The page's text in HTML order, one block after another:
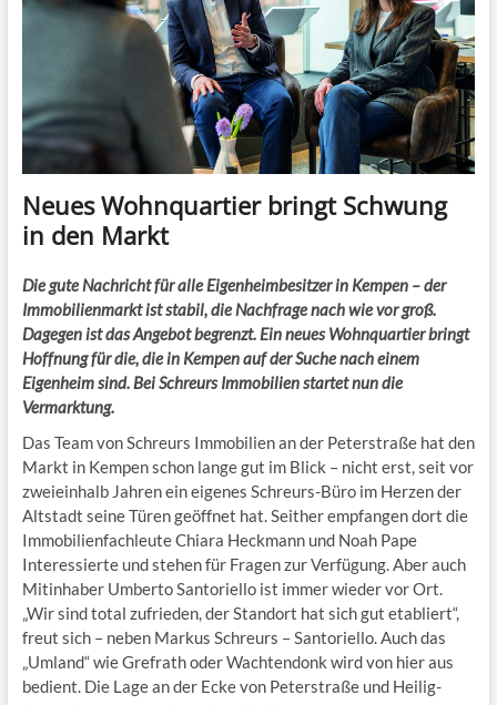
Neues Wohnquartier bringt Schwung
in den Markt
Die gute Nachricht für alle Eigenheimbesitzer in Kempen – der
Immobilienmarkt ist stabil, die Nachfrage nach wie vor groß.
Dagegen ist das Angebot begrenzt. Ein neues Wohnquartier bringt
Hoffnung für die, die in Kempen auf der Suche nach einem
Eigenheim sind. Bei Schreurs Immobilien startet nun die
Vermarktung.
Das Team von Schreurs Immobilien an der Peterstraße hat den
Markt in Kempen schon lange gut im Blick – nicht erst, seit vor
zweieinhalb Jahren ein eigenes Schreurs-Büro im Herzen der
Altstadt seine Türen geöffnet hat. Seither empfangen dort die
Immobilienfachleute Chiara Heckmann und Noah Pape
Interessierte und stehen für Fragen zur Verfügung. Aber auch
Mitinhaber Umberto Santoriello ist immer wieder vor Ort.
„Wir sind total zufrieden, der Standort hat sich gut etabliert“,
freut sich – neben Markus Schreurs – Santoriello. Auch das
„Umland“ wie Grefrath oder Wachtendonk wird von hier aus
bedient. Die Lage an der Ecke von Peterstraße und Heilig-